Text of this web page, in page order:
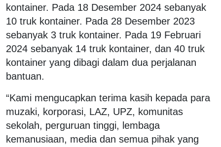
kontainer. Pada 18 Desember 2024 sebanyak
10 truk kontainer. Pada 28 Desember 2023
sebanyak 3 truk kontainer. Pada 19 Februari
2024 sebanyak 14 truk kontainer, dan 40 truk
kontainer yang dibagi dalam dua perjalanan
bantuan.
“Kami mengucapkan terima kasih kepada para
muzaki, korporasi, LAZ, UPZ, komunitas
sekolah, perguruan tinggi, lembaga
kemanusiaan, media dan semua pihak yang